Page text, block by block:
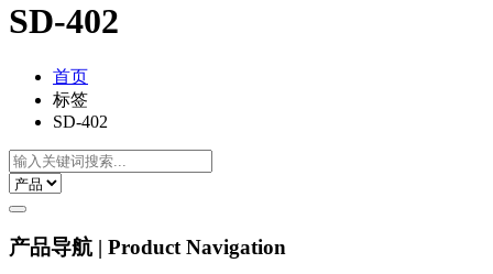
SD-402
首页
标签
SD-402
产品导航 | Product Navigation